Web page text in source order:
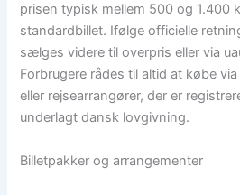
prisen typisk mellem 500 og 1.400
standardbillet. Ifølge officielle
sælges videre til overpris eller via
Forbrugere rådes til altid at købe
eller rejsearrangører, der er
underlagt dansk lovgivning.
Billetpakker og arrangementer